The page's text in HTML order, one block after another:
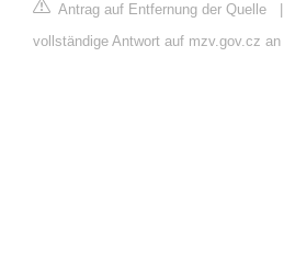
Antrag auf Entfernung der Quelle
vollständige Antwort auf mzv.gov.cz an